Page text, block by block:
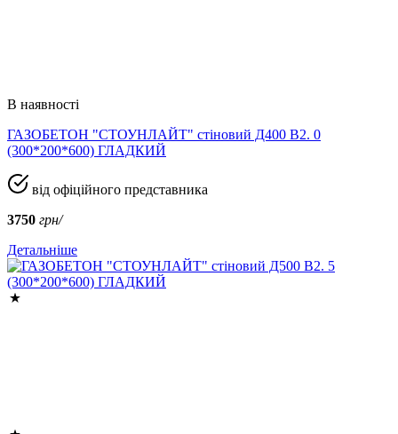
В наявності
ГАЗОБЕТОН "СТОУНЛАЙТ" стіновий Д400 В2. 0
(300*200*600) ГЛАДКИЙ
від офіційного представника
3750 грн/
Детальніше